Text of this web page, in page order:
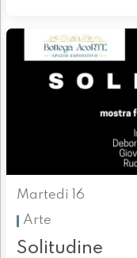
Martedì 16
Arte
Solitudine